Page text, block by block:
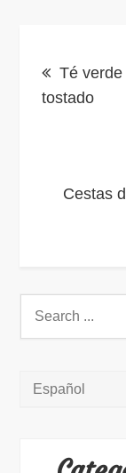
deTé
tostado
Cestas